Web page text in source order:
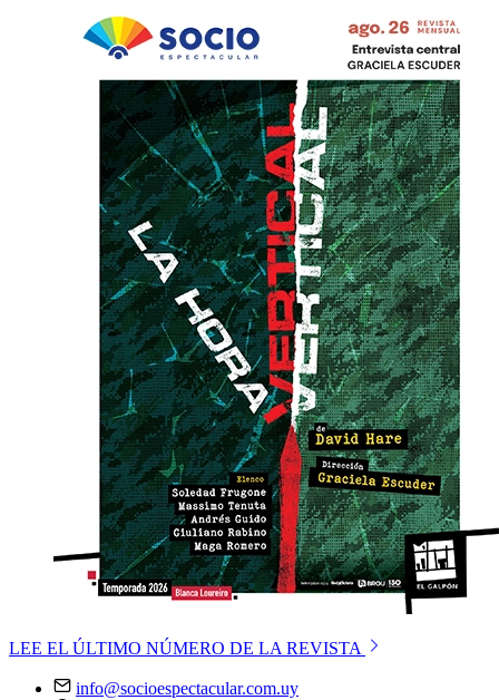
LEE EL ÚLTIMO NÚMERO DE LA REVISTA
info@socioespectacular.com.uy